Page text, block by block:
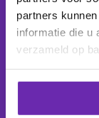
partners
informatie die u
verzameld op